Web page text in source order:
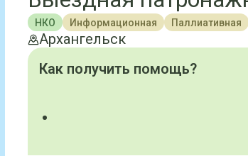
НКО Информационная Паллиативная
Архангельск
Как получить помощь?